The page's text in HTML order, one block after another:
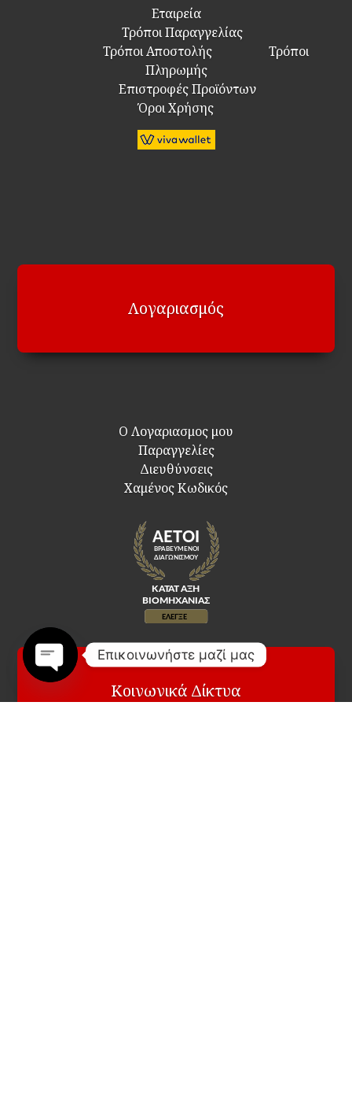
Εταιρεία
Τρόποι Παραγγελίας
Τρόποι Αποστολής
Τρόποι
Πληρωμής
Επιστροφές Προϊόντων
Όροι Χρήσης
Λογαριασμός
Ο Λογαριασμος μου
Παραγγελίες
Διευθύνσεις
Χαμένος Κωδικός
Κοινωνικά Δίκτυα
Επικοινωνήστε μαζί μας
chaty